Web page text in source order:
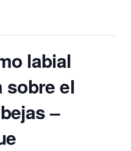
labial
sobre el
–